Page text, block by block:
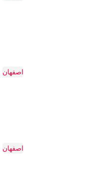
اصفهان
اصفهان